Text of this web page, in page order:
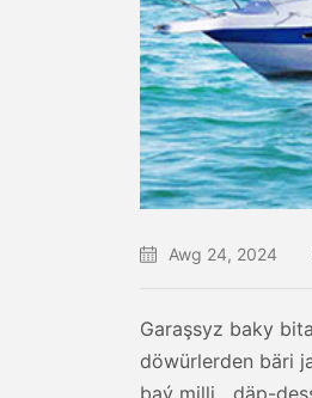
Awg 24, 2024
Garaşsyz baky
döwürlerden bäri
baý milli däp-